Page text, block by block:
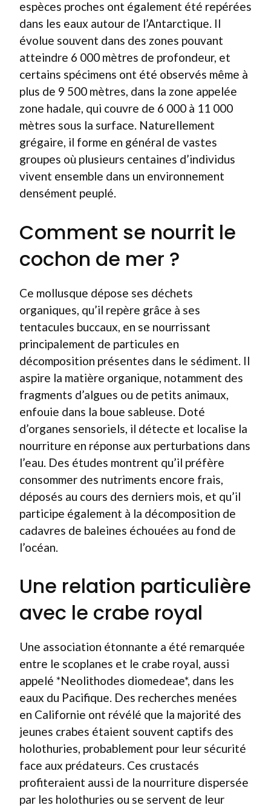
espèces proches ont également été repérées
dans les eaux autour de l’Antarctique. Il
évolue souvent dans des zones pouvant
atteindre 6 000 mètres de profondeur, et
certains spécimens ont été observés même à
plus de 9 500 mètres, dans la zone appelée
zone hadale, qui couvre de 6 000 à 11 000
mètres sous la surface. Naturellement
grégaire, il forme en général de vastes
groupes où plusieurs centaines d’individus
vivent ensemble dans un environnement
densément peuplé.
Comment se nourrit le
cochon de mer ?
Ce mollusque dépose ses déchets
organiques, qu’il repère grâce à ses
tentacules buccaux, en se nourrissant
principalement de particules en
décomposition présentes dans le sédiment. Il
aspire la matière organique, notamment des
fragments d’algues ou de petits animaux,
enfouie dans la boue sableuse. Doté
d’organes sensoriels, il détecte et localise la
nourriture en réponse aux perturbations dans
l’eau. Des études montrent qu’il préfère
consommer des nutriments encore frais,
déposés au cours des derniers mois, et qu’il
participe également à la décomposition de
cadavres de baleines échouées au fond de
l’océan.
Une relation particulière
avec le crabe royal
Une association étonnante a été remarquée
entre le scoplanes et le crabe royal, aussi
appelé *Neolithodes diomedeae*, dans les
eaux du Pacifique. Des recherches menées
en Californie ont révélé que la majorité des
jeunes crabes étaient souvent captifs des
holothuries, probablement pour leur sécurité
face aux prédateurs. Ces crustacés
profiteraient aussi de la nourriture dispersée
par les holothuries ou se servent de leur